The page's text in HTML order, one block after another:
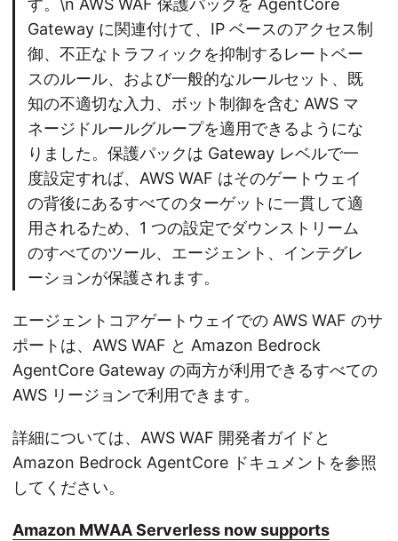
す。\n AWS WAF 保護パックを AgentCore
Gateway に関連付けて、IP ベースのアクセス制
御、不正なトラフィックを抑制するレートベー
スのルール、および一般的なルールセット、既
知の不適切な入力、ボット制御を含む AWS マ
ネージドルールグループを適用できるようにな
りました。保護パックは Gateway レベルで一
度設定すれば、AWS WAF はそのゲートウェイ
の背後にあるすべてのターゲットに一貫して適
用されるため、1 つの設定でダウンストリーム
のすべてのツール、エージェント、インテグレ
ーションが保護されます。
エージェントコアゲートウェイでの AWS WAF のサ
ポートは、AWS WAF と Amazon Bedrock
AgentCore Gateway の両方が利用できるすべての
AWS リージョンで利用できます。
詳細については、AWS WAF 開発者ガイドと
Amazon Bedrock AgentCore ドキュメントを参照
してください。
Amazon MWAA Serverless now supports